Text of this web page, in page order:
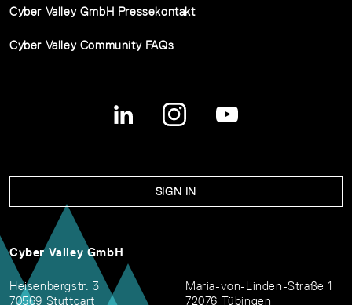
Cyber Valley GmbH Pressekontakt
Cyber Valley Community FAQs
SIGN IN
Cyber Valley GmbH
Heisenbergstr. 3
70569 Stuttgart
Maria-von-Linden-Straße 1
72076 Tübingen